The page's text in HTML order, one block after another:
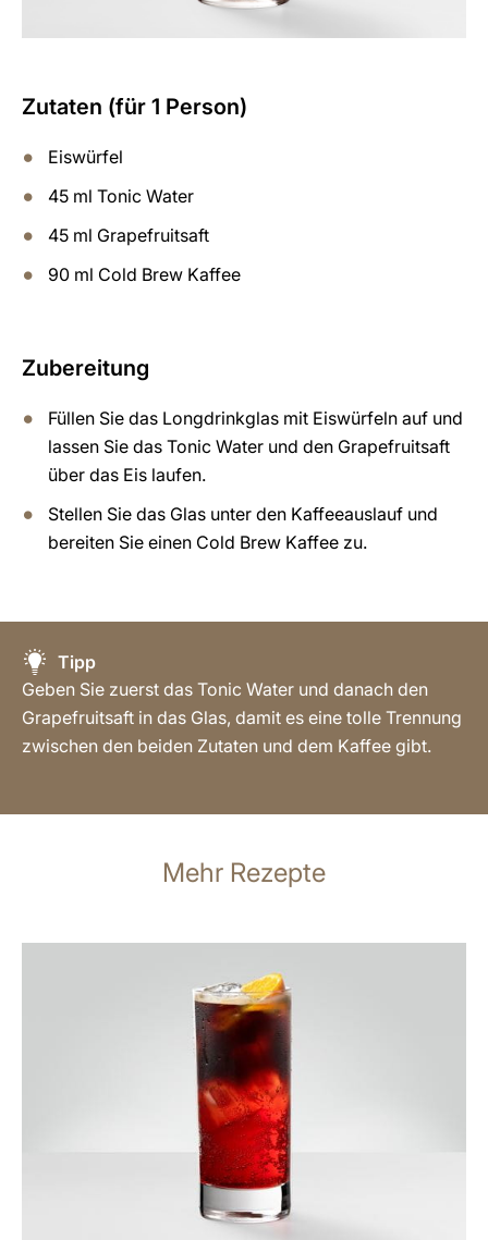
Zutaten (für 1 Person)
Eiswürfel
45 ml Tonic Water
45 ml Grapefruitsaft
90 ml Cold Brew Kaffee
Zubereitung
Füllen Sie das Longdrinkglas mit Eiswürfeln auf und
lassen Sie das Tonic Water und den Grapefruitsaft
über das Eis laufen.
Stellen Sie das Glas unter den Kaffeeauslauf und
bereiten Sie einen Cold Brew Kaffee zu.
Tipp
Geben Sie zuerst das Tonic Water und danach den
Grapefruitsaft in das Glas, damit es eine tolle Trennung
zwischen den beiden Zutaten und dem Kaffee gibt.
Mehr Rezepte